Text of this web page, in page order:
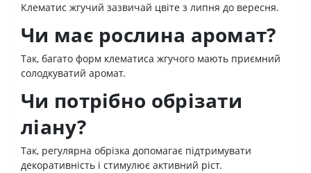
Клематис жгучий зазвичай цвіте з липня до вересня.
Чи має рослина аромат?
Так, багато форм клематиса жгучого мають приємний
солодкуватий аромат.
Чи потрібно обрізати
ліану?
Так, регулярна обрізка допомагає підтримувати
декоративність і стимулює активний ріст.